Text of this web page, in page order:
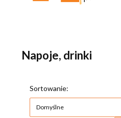
Napoje, drinki
Lista produktów
Sortowanie:
Domyślne